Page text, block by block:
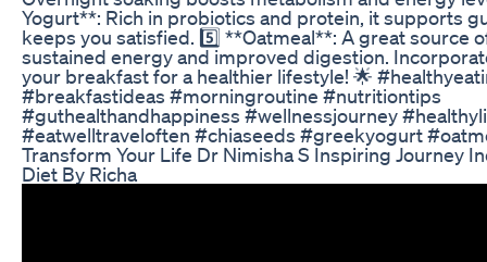
Yogurt**: Rich in probiotics and protein, it supports
keeps you satisfied. 5️⃣ **Oatmeal**: A great source
sustained energy and improved digestion.
your breakfast for a healthier lifestyle! 🌟
#breakfastideas #morningroutine #nutritiontips
#guthealthandhappiness #wellnessjourney
#eatwelltraveloften #chiaseeds #greekyogurt
Transform Your Life Dr Nimisha S Inspiring Journey
Diet By Richa